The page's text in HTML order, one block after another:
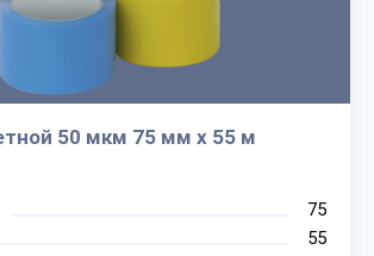
50 мкм 75 мм х 55 м
75
55